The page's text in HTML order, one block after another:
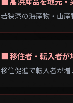
■ 移住者・転入者が
移住促進で転入者が増
■ アウトドア来訪者